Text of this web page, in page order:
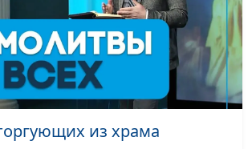
из храма